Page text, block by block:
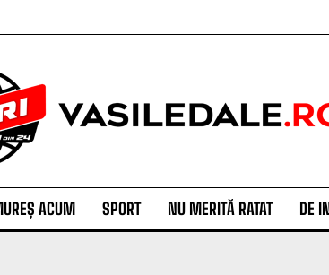
ACUM SPORT NU MERITĂ RATAT DE